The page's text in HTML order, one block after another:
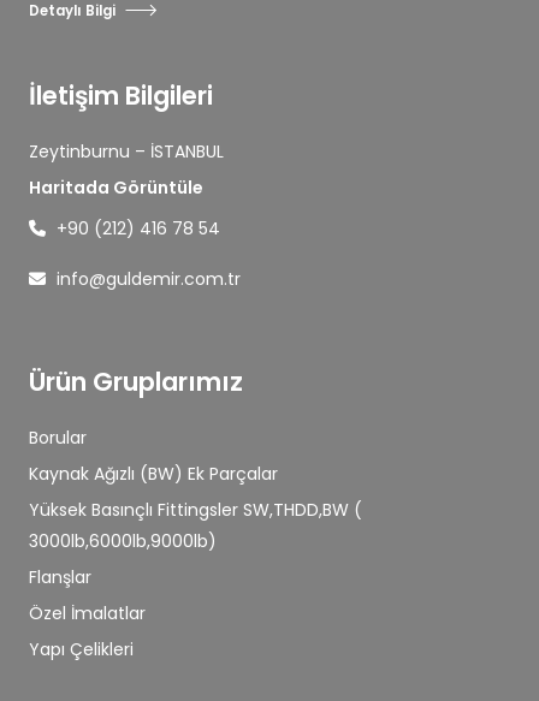
Detaylı Bilgi
İletişim Bilgileri
Zeytinburnu – İSTANBUL
Haritada Görüntüle
+90 (212) 416 78 54
info@guldemir.com.tr
Ürün Gruplarımız
Borular
Kaynak Ağızlı (BW) Ek Parçalar
Yüksek Basınçlı Fittingsler SW,THDD,BW (
3000lb,6000lb,9000lb)
Flanşlar
Özel İmalatlar
Yapı Çelikleri